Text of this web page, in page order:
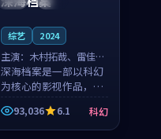
综艺 2024
主演： 木村拓哉、雷佳音
等
深海档案是一部以科幻
为核心的影视作品，围
绕危机、反转与人物成
长展开，整体节奏紧
凑，值得推荐观看。
93,036 6.1 科幻